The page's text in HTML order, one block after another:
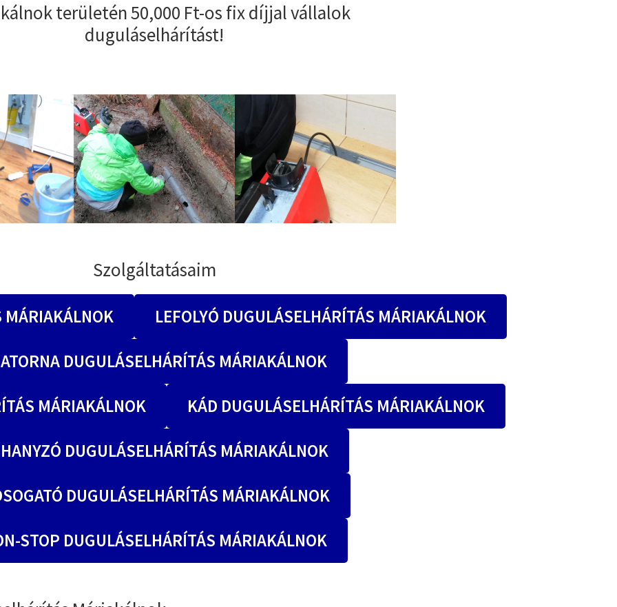
területén 50,000 Ft-os fix díjjal vállalok
duguláselhárítást!
Szolgáltatásaim
MÁRIAKÁLNOK LEFOLYÓ DUGULÁSELHÁRÍTÁS MÁRIAKÁLNOK
DUGULÁSELHÁRÍTÁS MÁRIAKÁLNOK
MÁRIAKÁLNOK KÁD DUGULÁSELHÁRÍTÁS MÁRIAKÁLNOK
DUGULÁSELHÁRÍTÁS MÁRIAKÁLNOK
DUGULÁSELHÁRÍTÁS MÁRIAKÁLNOK
STOP DUGULÁSELHÁRÍTÁS MÁRIAKÁLNOK